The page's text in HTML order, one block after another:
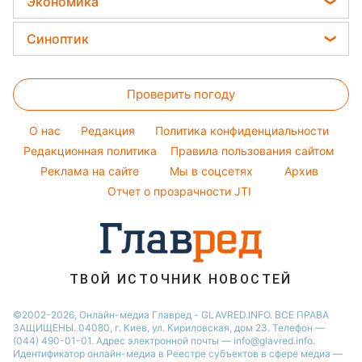
Новости Черкассы
Новости Житомира
Филипп Киркоров
Елена Зеленская
Ани Лорак
Алла Пугачева
Максим Галкин
Настя Каменских
Простые блюда
Легкие десерты
Праздничное меню
Уборка
Авто
Стирка
Комнатные растения
Цены на продукты
Денежная помощь
Курс валют
Синоптик
Магнитные бури
Погода на сегодня
Погода на завтра
Пылевая буря
Проверить погоду
O нас Редакция
Политика конфиденциальности
Редакционная политика
Правила пользования сайтом
Реклама на сайте
Мы в соцсетях
Архив
Отчет о прозрачности JTI
ТВОЙ ИСТОЧНИК НОВОСТЕЙ
©2002-2026, Онлайн-медиа Главред - GLAVRED.INFO. ВСЕ ПРАВА
ЗАЩИЩЕНЫ. 04080, г. Киев, ул. Кириловская, дом 23. Телефон —
(044) 490-01-01. Адрес электронной почты — info@glavred.info.
Идентификатор онлайн-медиа в Реестре cубъектов в сфере медиа —